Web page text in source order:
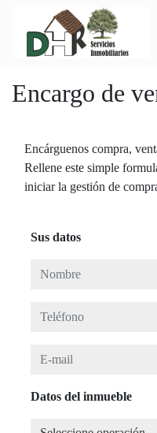
Encargo de
Encárguenos compra,
Rellene este simple
iniciar la gestión de
Sus datos
Nombre
Teléfono
E-mail
Datos del inmueble
Seleccione operación